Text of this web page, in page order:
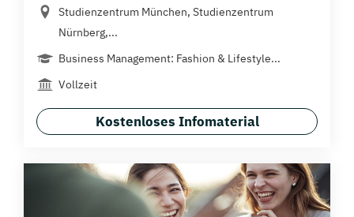
Studienzentrum München, Studienzentrum
Nürnberg,...
Business Management: Fashion & Lifestyle...
Vollzeit
Kostenloses Infomaterial